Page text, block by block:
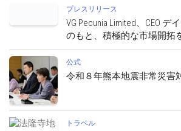
プレスリリース
VG Pecunia Limited、CEO
のもと、積極的な市場開拓
公式
令和８年熊本地震非常災害
トラベル